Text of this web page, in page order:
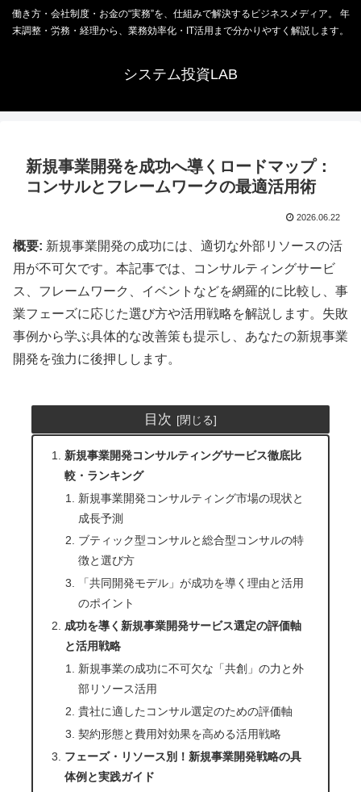
働き方・会社制度・お金の“実務”を、仕組みで解決するビジネスメディア。 年
末調整・労務・経理から、業務効率化・IT活用まで分かりやすく解説します。
システム投資LAB
新規事業開発を成功へ導くロードマップ：
コンサルとフレームワークの最適活用術
2026.06.22
概要: 新規事業開発の成功には、適切な外部リソースの活
用が不可欠です。本記事では、コンサルティングサービ
ス、フレームワーク、イベントなどを網羅的に比較し、事
業フェーズに応じた選び方や活用戦略を解説します。失敗
事例から学ぶ具体的な改善策も提示し、あなたの新規事業
開発を強力に後押しします。
目次
新規事業開発コンサルティングサービス徹底比
較・ランキング
新規事業開発コンサルティング市場の現状と
成長予測
ブティック型コンサルと総合型コンサルの特
徴と選び方
「共同開発モデル」が成功を導く理由と活用
のポイント
成功を導く新規事業開発サービス選定の評価軸
と活用戦略
新規事業の成功に不可欠な「共創」の力と外
部リソース活用
貴社に適したコンサル選定のための評価軸
契約形態と費用対効果を高める活用戦略
フェーズ・リソース別！新規事業開発戦略の具
体例と実践ガイド